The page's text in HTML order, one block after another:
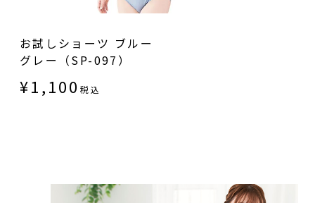
お試しショーツ ブルー
グレー（SP-097）
¥1,100 税込